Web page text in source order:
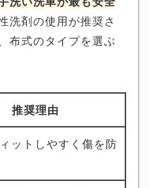
洗剤の使用が推奨さ
布式のタイプを選ぶ
推奨理由
ットしやすく傷を防